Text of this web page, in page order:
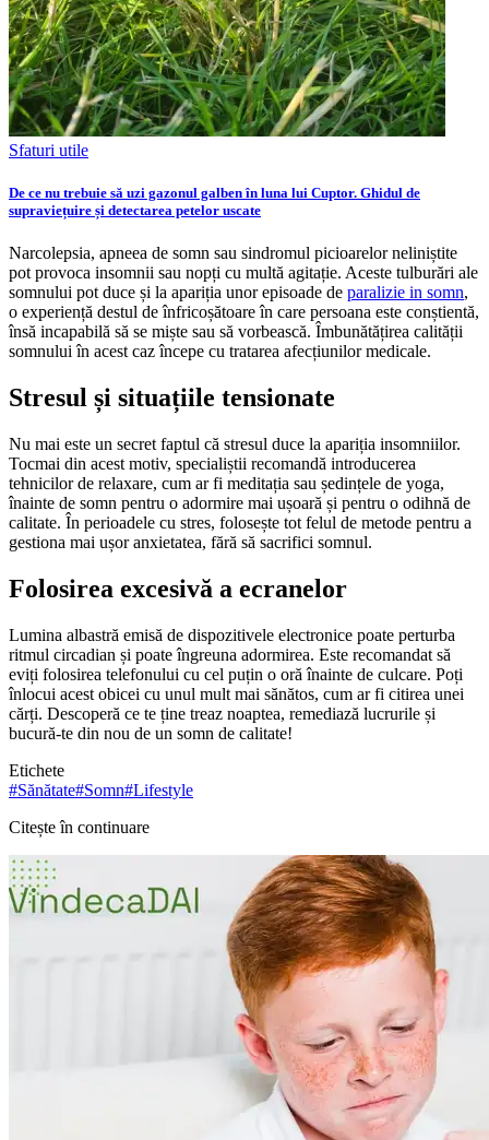
Sfaturi utile
De ce nu trebuie să uzi gazonul galben în luna lui Cuptor. Ghidul de
supraviețuire și detectarea petelor uscate
Narcolepsia, apneea de somn sau sindromul picioarelor neliniștite
pot provoca insomnii sau nopți cu multă agitație. Aceste tulburări ale
somnului pot duce și la apariția unor episoade de paralizie in somn,
o experiență destul de înfricoșătoare în care persoana este conștientă,
însă incapabilă să se miște sau să vorbească. Îmbunătățirea calității
somnului în acest caz începe cu tratarea afecțiunilor medicale.
Stresul și situațiile tensionate
Nu mai este un secret faptul că stresul duce la apariția insomniilor.
Tocmai din acest motiv, specialiștii recomandă introducerea
tehnicilor de relaxare, cum ar fi meditația sau ședințele de yoga,
înainte de somn pentru o adormire mai ușoară și pentru o odihnă de
calitate. În perioadele cu stres, folosește tot felul de metode pentru a
gestiona mai ușor anxietatea, fără să sacrifici somnul.
Folosirea excesivă a ecranelor
Lumina albastră emisă de dispozitivele electronice poate perturba
ritmul circadian și poate îngreuna adormirea. Este recomandat să
eviți folosirea telefonului cu cel puțin o oră înainte de culcare. Poți
înlocui acest obicei cu unul mult mai sănătos, cum ar fi citirea unei
cărți. Descoperă ce te ține treaz noaptea, remediază lucrurile și
bucură-te din nou de un somn de calitate!
Etichete
#Sănătate#Somn#Lifestyle
Citește în continuare